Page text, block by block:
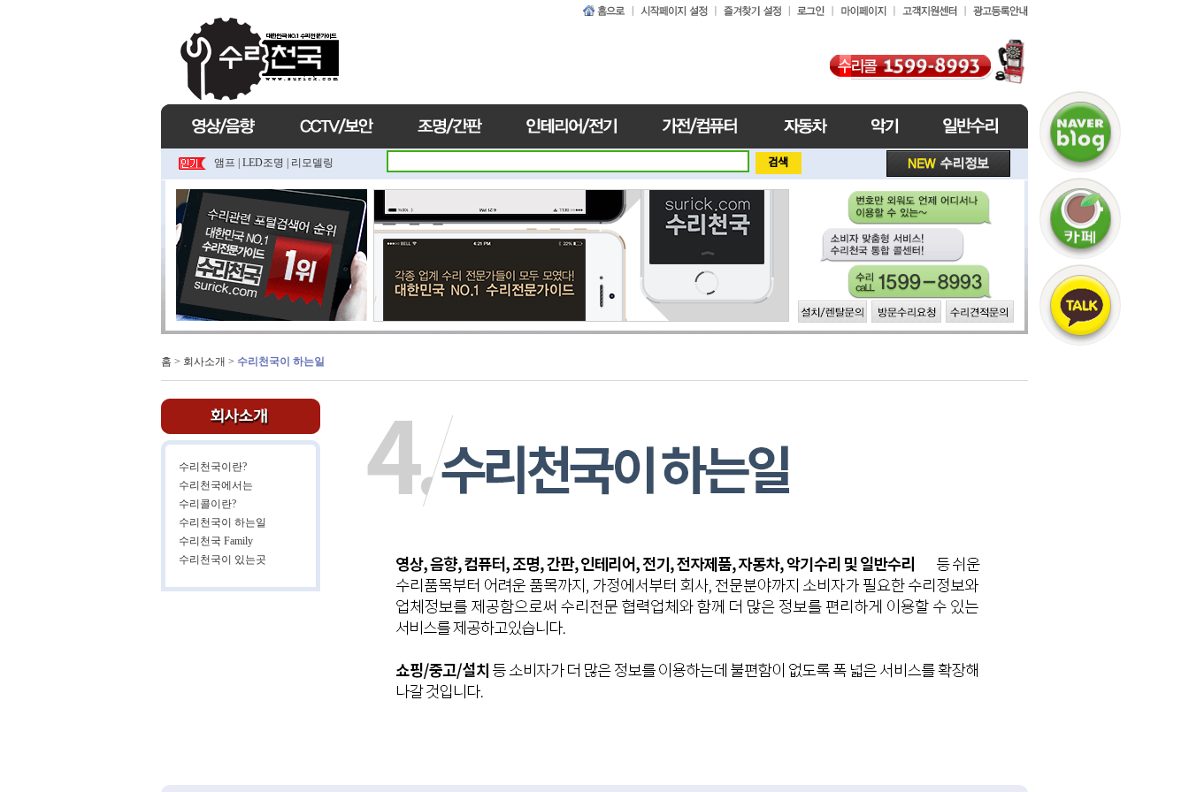
앰프 LED조명 리모델링
홈 > 회사소개 > 수리천국이 하는일
수리천국이란?
수리천국에서는
수리콜이란?
수리천국이 하는일
수리천국 Family
수리천국이 있는곳